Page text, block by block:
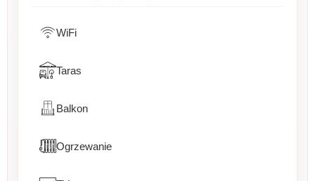
WiFi
Taras
Balkon
Ogrzewanie